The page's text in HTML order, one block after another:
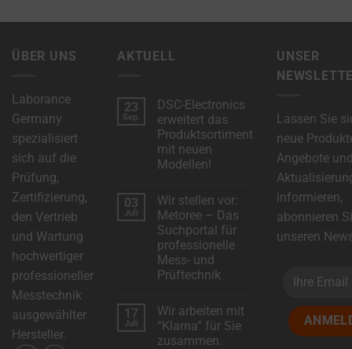
ÜBER UNS
Laborance
Germany
spezialisiert
sich auf die
Prüfung,
Zertifizierung,
den Vertrieb
und Wartung
hochwertiger
professioneller
Messtechnik
ausgewählter
Hersteller.
AKTUELL
23
Sep.
DSC-Electronics
erweitert das
Produktsortiment
mit neuen
Modellen!
zu
DSC-
Electronics
erweitert
das
Produktsortiment
mit
neuen
Modellen!
03
Juli
Wir stellen vor:
Metoree – Das
Suchportal für
professionelle
Mess- und
Prüftechnik
zu
Wir
stellen
vor:
17
Juli
Wir arbeiten mit
“Klarna” für Sie
zusammen.
UNSER
Lassen Sie
neue
Angebote
informieren,
abonnieren
unseren